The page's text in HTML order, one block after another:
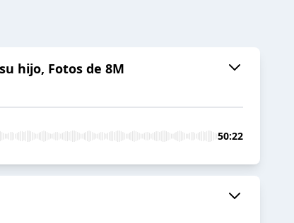
hijo, Fotos de 8M
50:22